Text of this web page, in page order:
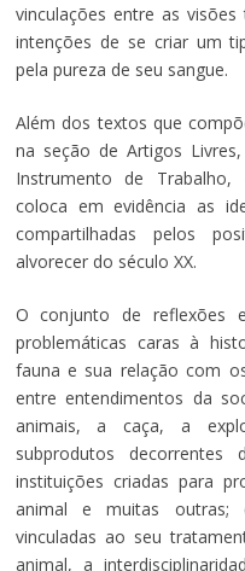
vinculações entre as
intenções de se criar um
pela pureza de seu sangue.
Além dos textos que
na seção de Artigos
Instrumento de
coloca em evidência as
compartilhadas pelos
alvorecer do século XX.
O conjunto de reflexões
problemáticas caras à
fauna e sua relação com
entre entendimentos da
animais, a caça, a
subprodutos
instituições criadas para
animal e muitas outras;
vinculadas ao seu
animal, a